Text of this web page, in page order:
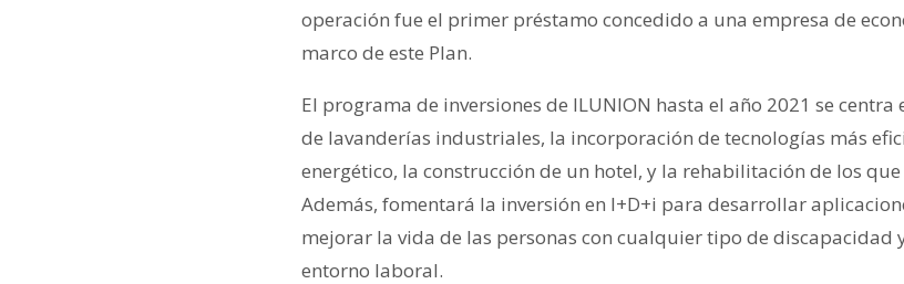
operación fue el primer préstamo concedido a una empresa de
marco de este Plan.
El programa de inversiones de ILUNION hasta el año 2021 se centra
de lavanderías industriales, la incorporación de tecnologías más
energético, la construcción de un hotel, y la rehabilitación de los
Además, fomentará la inversión en I+D+i para desarrollar
mejorar la vida de las personas con cualquier tipo de discapacidad
entorno laboral.